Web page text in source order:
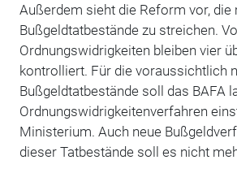
Außerdem sieht die Reform vor, die
Bußgeldtatbestände zu streichen.
Ordnungswidrigkeiten bleiben vier
kontrolliert. Für die voraussichtlich
Bußgeldtatbestände soll das BAFA
Ordnungswidrigkeitenverfahren
Ministerium. Auch neue
dieser Tatbestände soll es nicht